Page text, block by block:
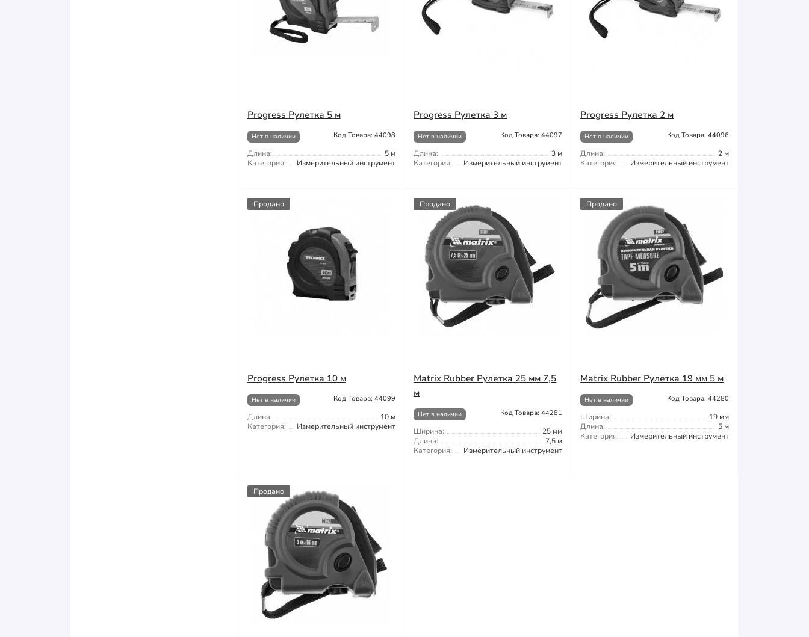
Progress Рулетка 5 м
Нет в наличии Код Товара: 44098
Длина:
5 м
Категория:
Измерительный инструмент
Progress Рулетка 3 м
Нет в наличии Код Товара: 44097
Длина:
3 м
Категория:
Измерительный инструмент
Progress Рулетка 2 м
Нет в наличии Код Товара: 44096
Длина:
2 м
Категория:
Измерительный инструмент
Продано
Progress Рулетка 10 м
Нет в наличии Код Товара: 44099
Длина:
10 м
Категория:
Измерительный инструмент
Продано
Matrix Rubber Рулетка 25 мм 7,5
м
Нет в наличии Код Товара: 44281
Ширина:
25 мм
Длина:
7,5 м
Категория:
Измерительный инструмент
Продано
Matrix Rubber Рулетка 19 мм 5 м
Нет в наличии Код Товара: 44280
Ширина:
19 мм
Длина:
5 м
Категория:
Измерительный инструмент
Продано